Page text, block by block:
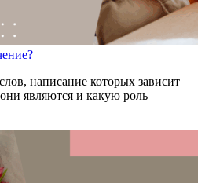
ие?
написание которых зависит
являются и какую роль